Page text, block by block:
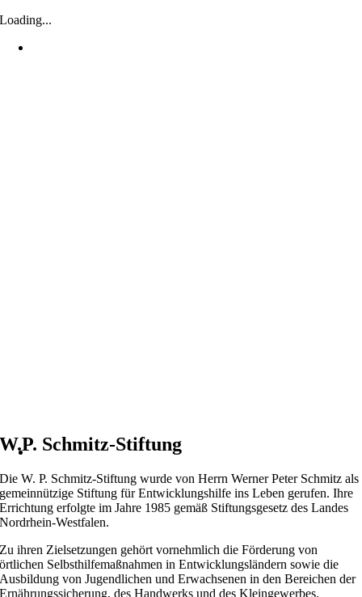
Loading...
W.P. Schmitz-Stiftung
Die W. P. Schmitz-Stiftung wurde von Herrn Werner Peter Schmitz als
gemeinnützige Stiftung für Entwicklungshilfe ins Leben gerufen. Ihre
Errichtung erfolgte im Jahre 1985 gemäß Stiftungsgesetz des Landes
Nordrhein-Westfalen.
Zu ihren Zielsetzungen gehört vornehmlich die Förderung von
örtlichen Selbsthilfemaßnahmen in Entwicklungsländern sowie die
Ausbildung von Jugendlichen und Erwachsenen in den Bereichen der
Ernährungssicherung, des Handwerks und des Kleingewerbes.